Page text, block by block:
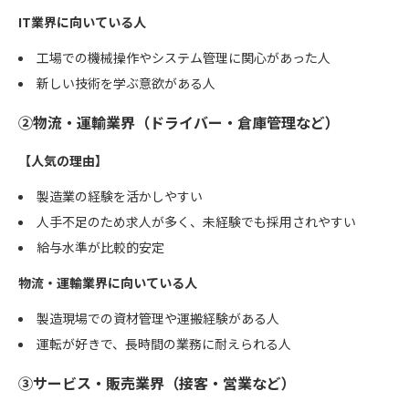
IT業界に向いている人
工場での機械操作やシステム管理に関心があった人
新しい技術を学ぶ意欲がある人
②物流・運輸業界（ドライバー・倉庫管理など）
【人気の理由】
製造業の経験を活かしやすい
人手不足のため求人が多く、未経験でも採用されやすい
給与水準が比較的安定
物流・運輸業界に向いている人
製造現場での資材管理や運搬経験がある人
運転が好きで、長時間の業務に耐えられる人
③サービス・販売業界（接客・営業など）